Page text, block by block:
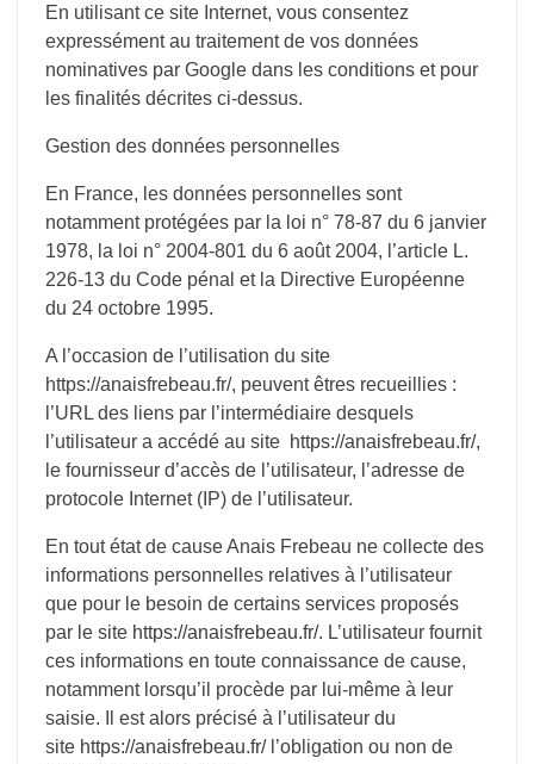
En utilisant ce site Internet, vous consentez
expressément au traitement de vos données
nominatives par Google dans les conditions et pour
les finalités décrites ci-dessus.
Gestion des données personnelles
En France, les données personnelles sont
notamment protégées par la loi n° 78-87 du 6 janvier
1978, la loi n° 2004-801 du 6 août 2004, l’article L.
226-13 du Code pénal et la Directive Européenne
du 24 octobre 1995.
A l’occasion de l’utilisation du site
https://anaisfrebeau.fr/, peuvent êtres recueillies :
l’URL des liens par l’intermédiaire desquels
l’utilisateur a accédé au site https://anaisfrebeau.fr/,
le fournisseur d’accès de l’utilisateur, l’adresse de
protocole Internet (IP) de l’utilisateur.
En tout état de cause Anais Frebeau ne collecte des
informations personnelles relatives à l’utilisateur
que pour le besoin de certains services proposés
par le site https://anaisfrebeau.fr/. L’utilisateur fournit
ces informations en toute connaissance de cause,
notamment lorsqu’il procède par lui-même à leur
saisie. Il est alors précisé à l’utilisateur du
site https://anaisfrebeau.fr/l’obligation ou non de